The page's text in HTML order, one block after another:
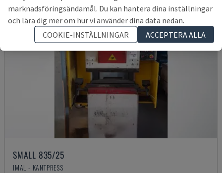
SMALL 835/25
IMAL - KANTPRESS
marknadsföringsändamål. Du kan hantera dina inställningar
och lära dig mer om hur vi använder dina data nedan.
COOKIE-INSTÄLLNINGAR
ACCEPTERA ALLA